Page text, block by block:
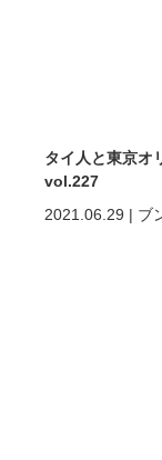
タイ人と東京オ
vol.227
2021.06.29 | ブ